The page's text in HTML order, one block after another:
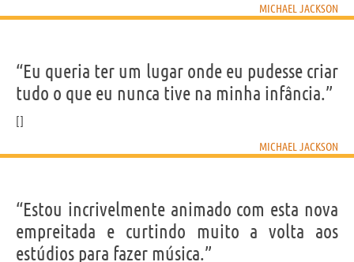
MICHAEL JACKSON
“Eu queria ter um lugar onde eu pudesse criar
tudo o que eu nunca tive na minha infância.”
MICHAEL JACKSON
“Estou incrivelmente animado com esta nova
empreitada e curtindo muito a volta aos
estúdios para fazer música.”